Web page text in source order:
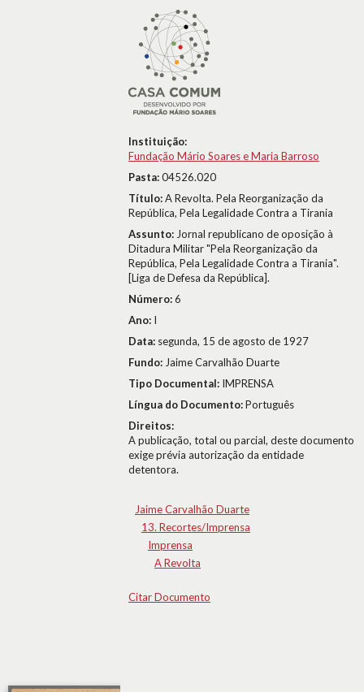
Instituição:
Fundação Mário Soares e Maria Barroso
Pasta:04526.020
Título:A Revolta. Pela Reorganização da
República, Pela Legalidade Contra a Tirania
Assunto: Jornal republicano de oposição à
Ditadura Militar "Pela Reorganização da
República, Pela Legalidade Contra a Tirania".
[Liga de Defesa da República].
Número:6
Ano: I
Data: segunda, 15 de agosto de 1927
Fundo: Jaime Carvalhão Duarte
Tipo Documental: IMPRENSA
Língua do Documento:Português
Direitos:
A publicação, total ou parcial, deste documento
exige prévia autorização da entidade
detentora.
Jaime Carvalhão Duarte
13. Recortes/Imprensa
Imprensa
A Revolta
Citar Documento